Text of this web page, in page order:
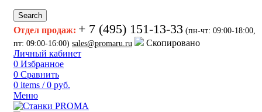
Search
Отдел продаж: + 7 (495) 151-13-33 (пн-чт: 09:00-18:00,
пт: 09:00-16:00) sales@promaru.ru
Скопировано
Личный кабинет
0 Избранное
0 Сравнить
0 items / 0 руб.
Меню